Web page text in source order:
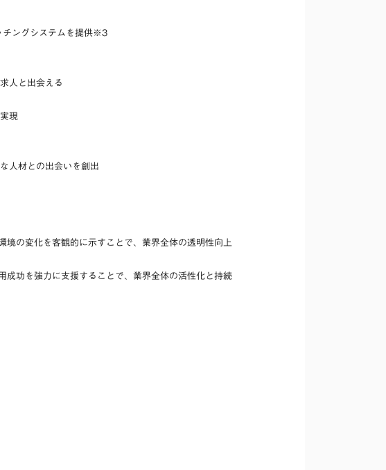
チングシステムを提供※3
人と出会える
現
人材との出会いを創出
の変化を客観的に示すことで、業界全体の透明性向上
成功を強力に支援することで、業界全体の活性化と持続